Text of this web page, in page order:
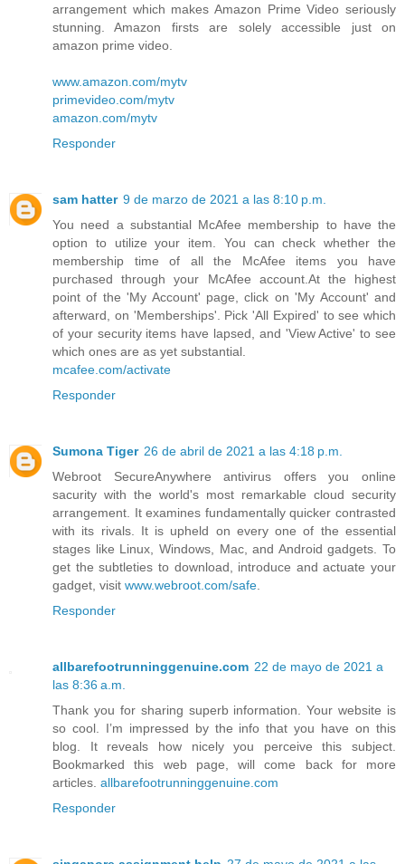
arrangement which makes Amazon Prime Video seriously
stunning. Amazon firsts are solely accessible just on
amazon prime video.
www.amazon.com/mytv
primevideo.com/mytv
amazon.com/mytv
Responder
sam hatter 9 de marzo de 2021 a las 8:10 p.m.
You need a substantial McAfee membership to have the
option to utilize your item. You can check whether the
membership time of all the McAfee items you have
purchased through your McAfee account.At the highest
point of the 'My Account' page, click on 'My Account' and
afterward, on 'Memberships'. Pick 'All Expired' to see which
of your security items have lapsed, and 'View Active' to see
which ones are as yet substantial.
mcafee.com/activate
Responder
Sumona Tiger 26 de abril de 2021 a las 4:18 p.m.
Webroot SecureAnywhere antivirus offers you online
sacurity with the world's most remarkable cloud security
arrangement. It examines fundamentally quicker contrasted
with its rivals. It is upheld on every one of the essential
stages like Linux, Windows, Mac, and Android gadgets. To
get the subtleties to download, introduce and actuate your
gadget, visit www.webroot.com/safe.
Responder
allbarefootrunninggenuine.com 22 de mayo de 2021 a
las 8:36 a.m.
Thank you for sharing superb information. Your website is
so cool. I’m impressed by the info that you have on this
blog. It reveals how nicely you perceive this subject.
Bookmarked this web page, will come back for more
articles. allbarefootrunninggenuine.com
Responder